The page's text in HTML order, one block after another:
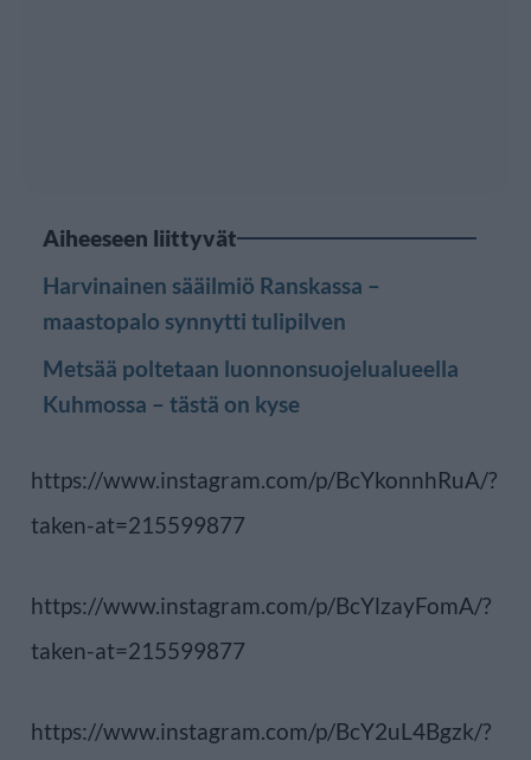
Aiheeseen liittyvät
Harvinainen sääilmiö Ranskassa –
maastopalo synnytti tulipilven
Metsää poltetaan luonnonsuojelualueella
Kuhmossa – tästä on kyse
https://www.instagram.com/p/BcYkonnhRuA/?
taken-at=215599877
https://www.instagram.com/p/BcYlzayFomA/?
taken-at=215599877
https://www.instagram.com/p/BcY2uL4Bgzk/?